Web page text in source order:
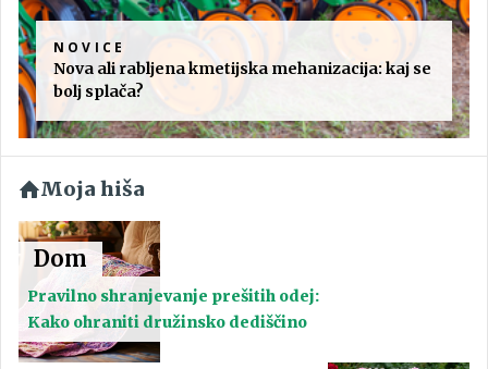
NOVICE
Nova ali rabljena kmetijska mehanizacija: kaj se
bolj splača?
Moja hiša
Dom
Pravilno shranjevanje prešitih odej:
Kako ohraniti družinsko dediščino